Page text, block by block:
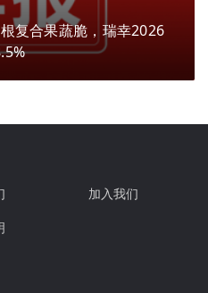
复合果蔬脆，瑞幸2026
加入我们